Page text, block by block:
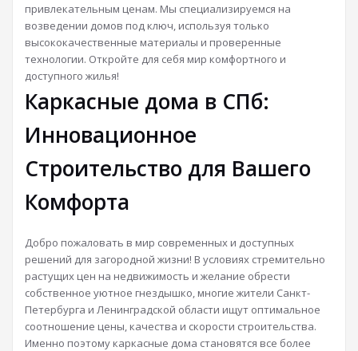
привлекательным ценам. Мы специализируемся на
возведении домов под ключ, используя только
высококачественные материалы и проверенные
технологии. Откройте для себя мир комфортного и
доступного жилья!
Каркасные дома в СПб:
Инновационное
Строительство для Вашего
Комфорта
Добро пожаловать в мир современных и доступных
решений для загородной жизни! В условиях стремительно
растущих цен на недвижимость и желание обрести
собственное уютное гнездышко, многие жители Санкт-
Петербурга и Ленинградской области ищут оптимальное
соотношение цены, качества и скорости строительства.
Именно поэтому каркасные дома становятся все более